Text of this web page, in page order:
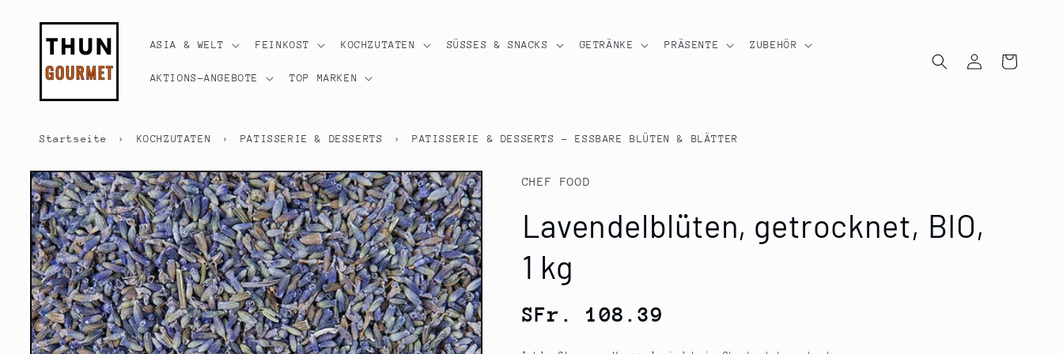
ASIA & WELT FEINKOST KOCHZUTATEN SÜSSES & SNACKS GETRÄNKE PRÄSENTE ZUBEHÖR
AKTIONS-ANGEBOTE TOP MARKEN
EinloggenWarenkorb
Startseite › KOCHZUTATEN › PATISSERIE & DESSERTS › PATISSERIE & DESSERTS - ESSBARE BLÜTEN & BLÄTTER
Produktinformationen
springen
CHEF FOOD
Lavendelblüten, getrocknet, BIO,
1 kg
Normaler
SFr. 108.39